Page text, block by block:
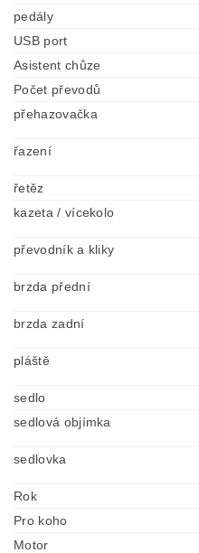
pedály
USB port
Asistent chůze
Počet převodů
přehazovačka
řazení
řetěz
kazeta / vícekolo
převodník a kliky
brzda přední
brzda zadní
pláště
sedlo
sedlová objímka
sedlovka
Rok
Pro koho
Motor